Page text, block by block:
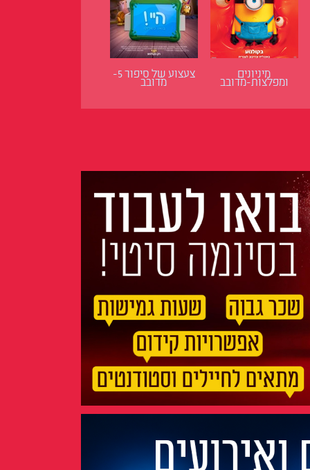
מיניונים
ומפלצות-מדובב
צעצוע של סיפור 5-
מדובב